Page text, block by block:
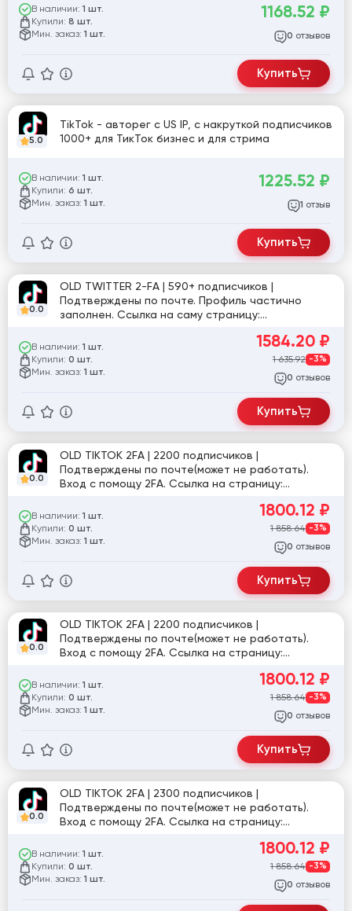
В наличии: 1 шт.
Купили: 8 шт.
Мин. заказ: 1 шт.
1168.52 ₽
0 отзывов
Купить
5.0
TikTok - авторег с US IP, с накруткой подписчиков
1000+ для ТикТок бизнес и для стрима
В наличии: 1 шт.
Купили: 6 шт.
Мин. заказ: 1 шт.
1225.52 ₽
1 отзыв
Купить
0.0
OLD TWITTER 2-FA | 590+ подписчиков |
Подтверждены по почте. Профиль частично
заполнен. Ссылка на саму страницу:
В наличии: 1 шт.
Купили: 0 шт.
Мин. заказ: 1 шт.
1584.20 ₽
1 635.92 -3%
0 отзывов
Купить
0.0
OLD TIKTOK 2FA | 2200 подписчиков |
Подтверждены по почте(может не работать).
Вход с помощу 2FA. Ссылка на страницу:
В наличии: 1 шт.
Купили: 0 шт.
Мин. заказ: 1 шт.
1800.12 ₽
1 858.64 -3%
0 отзывов
Купить
0.0
OLD TIKTOK 2FA | 2200 подписчиков |
Подтверждены по почте(может не работать).
Вход с помощу 2FA. Ссылка на страницу:
В наличии: 1 шт.
Купили: 0 шт.
Мин. заказ: 1 шт.
1800.12 ₽
1 858.64 -3%
0 отзывов
Купить
0.0
OLD TIKTOK 2FA | 2300 подписчиков |
Подтверждены по почте(может не работать).
Вход с помощу 2FA. Ссылка на страницу:
В наличии: 1 шт.
Купили: 0 шт.
Мин. заказ: 1 шт.
1800.12 ₽
1 858.64 -3%
0 отзывов